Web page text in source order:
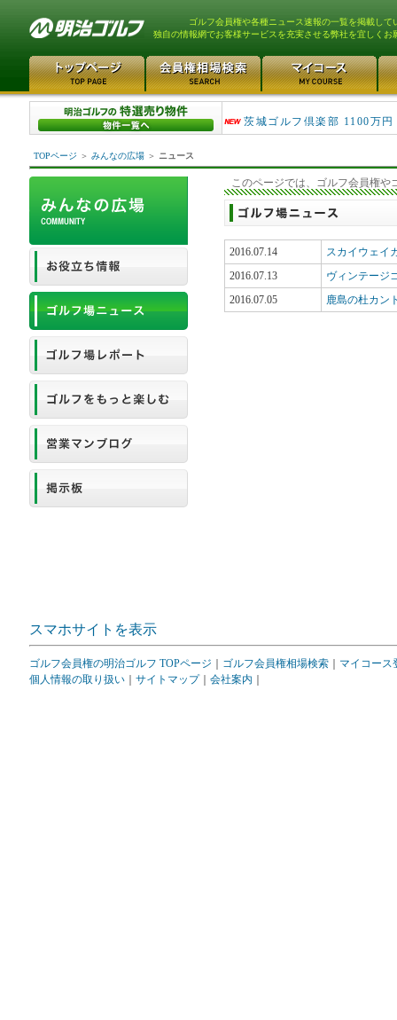
ゴルフ会員権や各種ニュース速報の一覧を掲載して
独自の情報網でお客様サービスを充実させる弊社を宜しくお
大洗ゴルフ倶楽部 290万
茨城ゴルフ倶楽部 1100万円
TOPページ ＞ みんなの広場 ＞ ニュース
このページでは、ゴルフ会員権や
2016.07.14
スカイウェイ
2016.07.13
ヴィンテージ
2016.07.05
鹿島の杜カン
スマホサイトを表示
ゴルフ会員権の明治ゴルフ TOPページ ゴルフ会員権相場検索
マイコース
個人情報の取り扱い
サイトマップ｜ 会社案内